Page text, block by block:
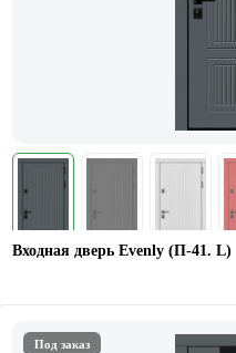
Входная дверь Evenly (П-41. L)
Под заказ